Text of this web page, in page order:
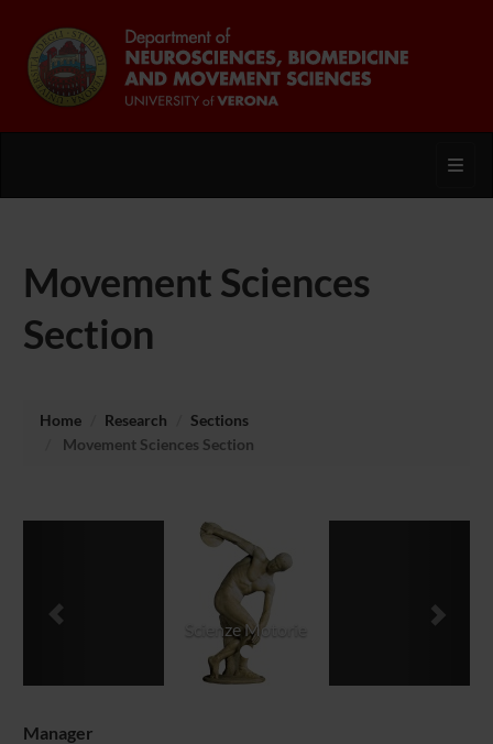
Movement Sciences
Section
Home Research
Sections
Movement Sciences Section
Scienze Motorie
Manager